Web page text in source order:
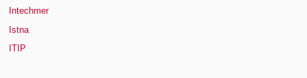
Intechmer
Istna
ITIP